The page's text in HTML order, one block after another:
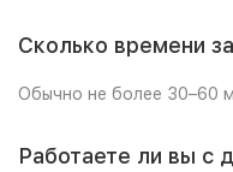
Сколько времени
Обычно не более 30–60
Работаете ли вы с